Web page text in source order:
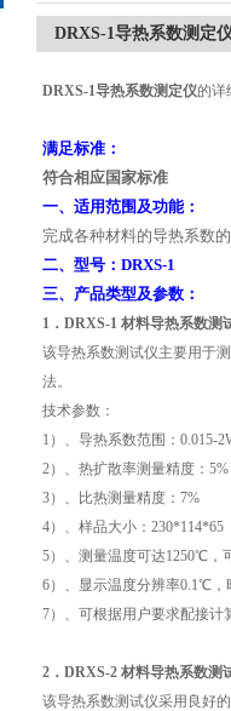
DRXS-1导热系数测定
DRXS-1导热系数测定仪的详
满足标准：
符合相应国家标准
一、适用范围及功能：
完成各种材料的导热系数
二、型号：DRXS-1
三、产品类型及参数：
1 ． DRXS-1 材料导热系数测
该导热系数测试仪主要用于
法。
技术参数：
1 ）、导热系数范围： 0.015-
2）、热扩散率测量精度： 5%
3）、比热测量精度： 7%
4）、样品大小： 230*114*65
5）、测量温度可达1250℃ ，
6）、显示温度分辨率0.1℃
7）、可根据用户要求配接
2 ． DRXS-2 材料导热系数测
该导热系数测试仪采用良好